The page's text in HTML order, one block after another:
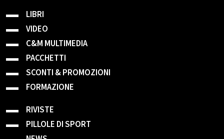
LIBRI
VIDEO
C&M MULTIMEDIA
PACCHETTI
SCONTI & PROMOZIONI
FORMAZIONE
RIVISTE
PILLOLE DI SPORT